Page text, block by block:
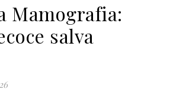
Mamografia:
salva